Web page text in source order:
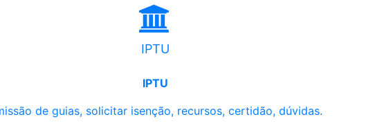
IPTU
IPTU
de guias, solicitar isenção, recursos, certidão, dúvidas.